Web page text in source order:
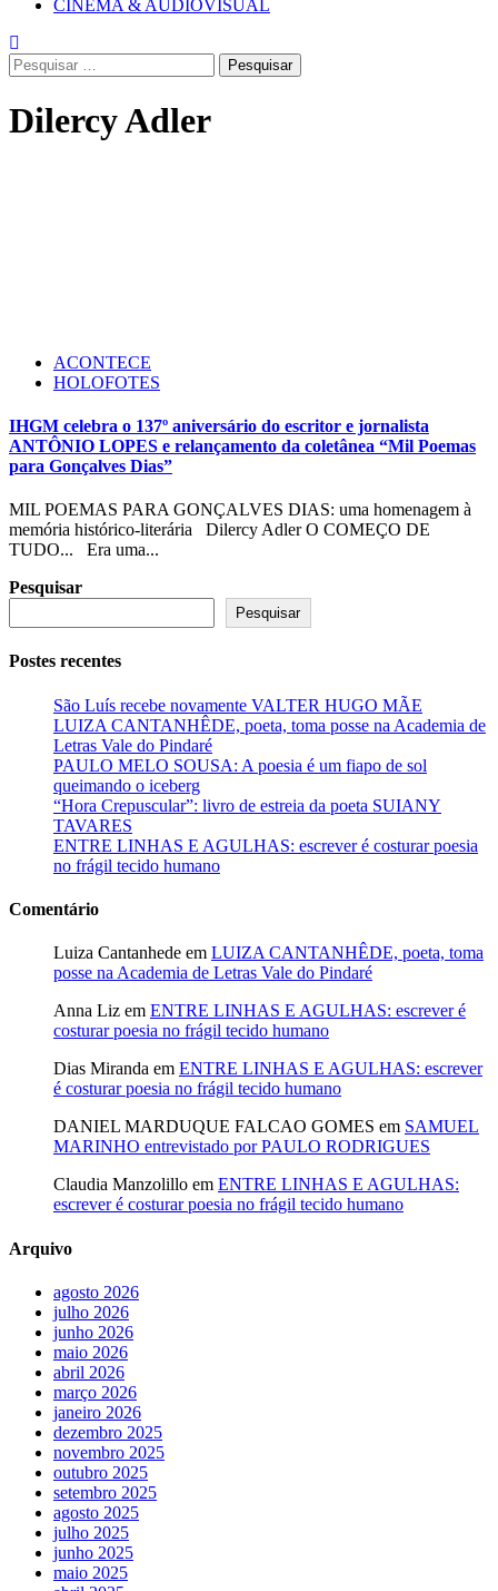
CINEMA & AUDIOVISUAL
Pesquisar
por:
Dilercy Adler
ACONTECE
HOLOFOTES
IHGM celebra o 137º aniversário do escritor e jornalista
ANTÔNIO LOPES e relançamento da coletânea “Mil Poemas
para Gonçalves Dias”
MIL POEMAS PARA GONÇALVES DIAS: uma homenagem à
memória histórico-literária Dilercy Adler O COMEÇO DE
TUDO... Era uma...
Pesquisar
Pesquisar
Postes recentes
São Luís recebe novamente VALTER HUGO MÃE
LUIZA CANTANHÊDE, poeta, toma posse na Academia de
Letras Vale do Pindaré
PAULO MELO SOUSA: A poesia é um fiapo de sol
queimando o iceberg
“Hora Crepuscular”: livro de estreia da poeta SUIANY
TAVARES
ENTRE LINHAS E AGULHAS: escrever é costurar poesia
no frágil tecido humano
Comentário
Luiza Cantanhede em LUIZA CANTANHÊDE, poeta, toma
posse na Academia de Letras Vale do Pindaré
Anna Liz em ENTRE LINHAS E AGULHAS: escrever é
costurar poesia no frágil tecido humano
Dias Miranda em ENTRE LINHAS E AGULHAS: escrever
é costurar poesia no frágil tecido humano
DANIEL MARDUQUE FALCAO GOMES em SAMUEL
MARINHO entrevistado por PAULO RODRIGUES
Claudia Manzolillo em ENTRE LINHAS E AGULHAS:
escrever é costurar poesia no frágil tecido humano
Arquivo
agosto 2026
julho 2026
junho 2026
maio 2026
abril 2026
março 2026
janeiro 2026
dezembro 2025
novembro 2025
outubro 2025
setembro 2025
agosto 2025
julho 2025
junho 2025
maio 2025